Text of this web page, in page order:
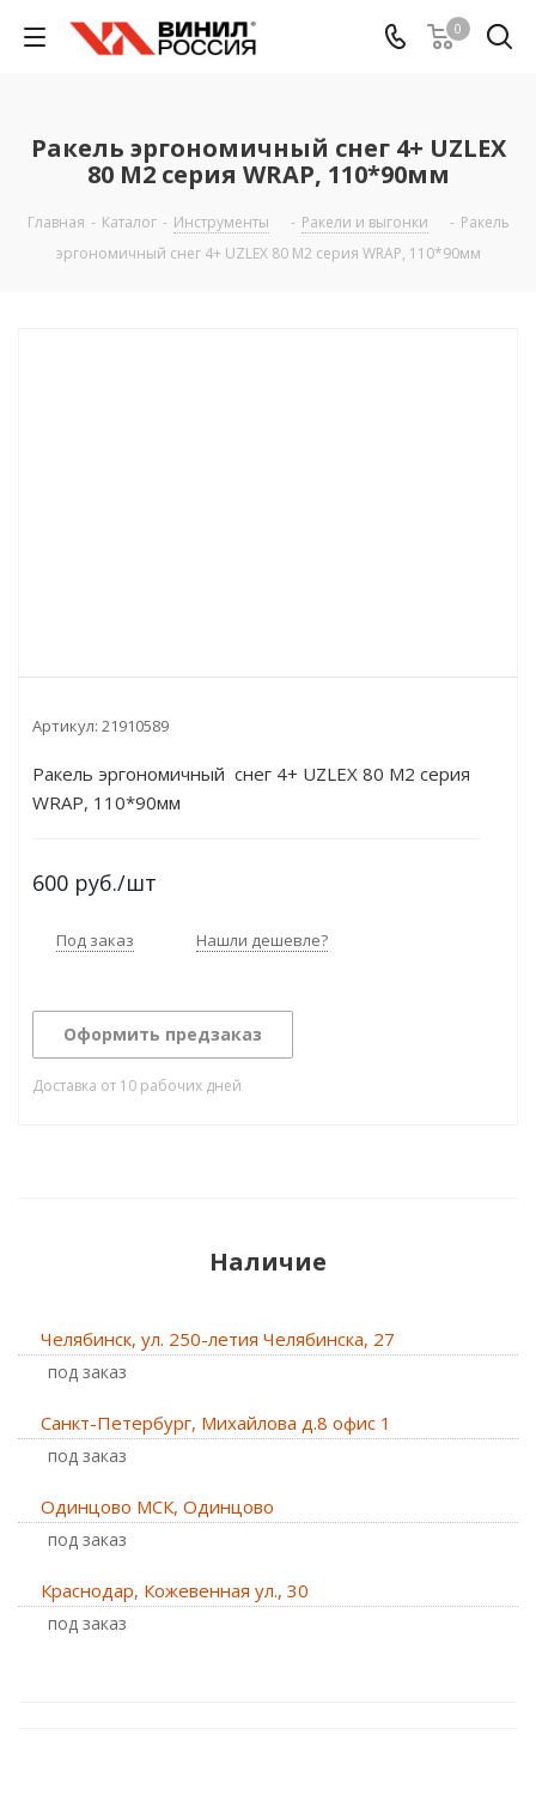
0
Ракель эргономичный снег 4+ UZLEX
80 М2 серия WRAP, 110*90мм
Главная - Каталог - Инструменты - Ракели и выгонки - Ракель
эргономичный снег 4+ UZLEX 80 М2 серия WRAP, 110*90мм
Артикул: 21910589
Ракель эргономичный снег 4+ UZLEX 80 М2 серия
WRAP, 110*90мм
600 руб./шт
Под заказ Нашли дешевле?
Оформить предзаказ
Доставка от 10 рабочих дней
Наличие
Челябинск, ул. 250-летия Челябинска, 27
Под заказ
Санкт-Петербург, Михайлова д.8 офис 1
Под заказ
Одинцово МСК, Одинцово
Под заказ
Краснодар, Кожевенная ул., 30
Под заказ